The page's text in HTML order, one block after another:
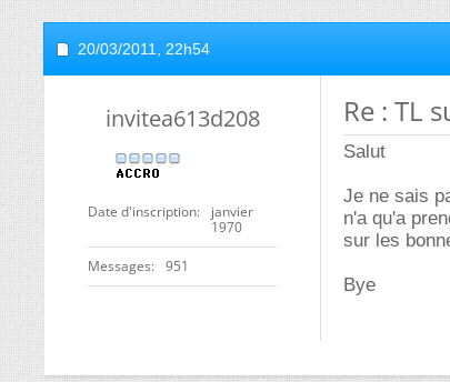
20/03/2011, 22h54
invitea613d208
Date d'inscription
janvier
1970
Messages 951
Re : TL
Salut
Je ne sais
n'a qu'a
sur les
Bye